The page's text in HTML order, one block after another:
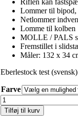
Lommer til bipod,
Netlommer
Lomme til kolben
MOLLE / PALS
Fremstillet i
Måler: 132 x 34
Eberlestock test (svensk)
Farve
Eberlestock
E2B
Drag
Tilføj til kurv